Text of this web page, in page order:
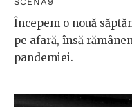
Începem o nouă
pe afară, însă
pandemiei.